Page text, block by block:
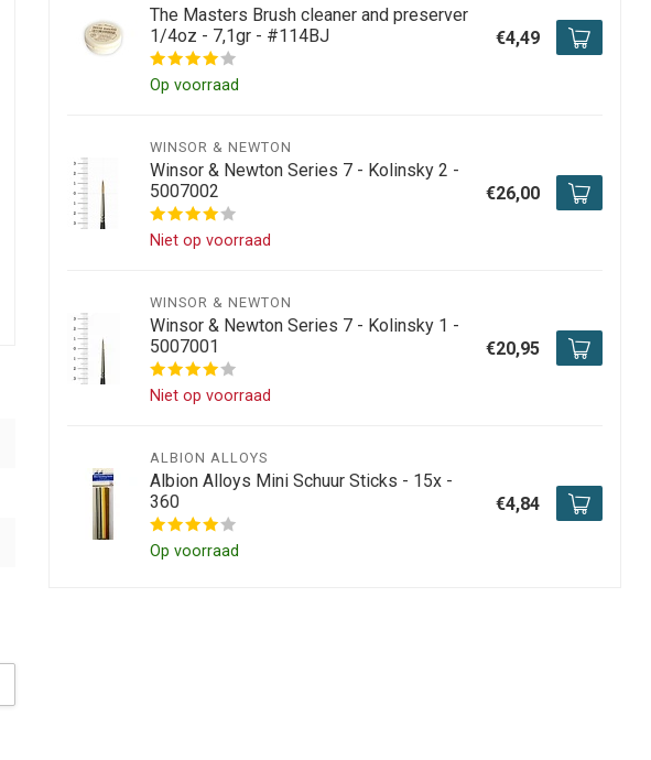
The Masters Brush cleaner and preserver
1/4oz - 7,1gr - #114BJ
Op voorraad
€4,49
WINSOR & NEWTON
Winsor & Newton Series 7 - Kolinsky 2 -
5007002
Niet op voorraad
€26,00
WINSOR & NEWTON
Winsor & Newton Series 7 - Kolinsky 1 -
5007001
Niet op voorraad
€20,95
ALBION ALLOYS
Albion Alloys Mini Schuur Sticks - 15x -
360
Op voorraad
€4,84